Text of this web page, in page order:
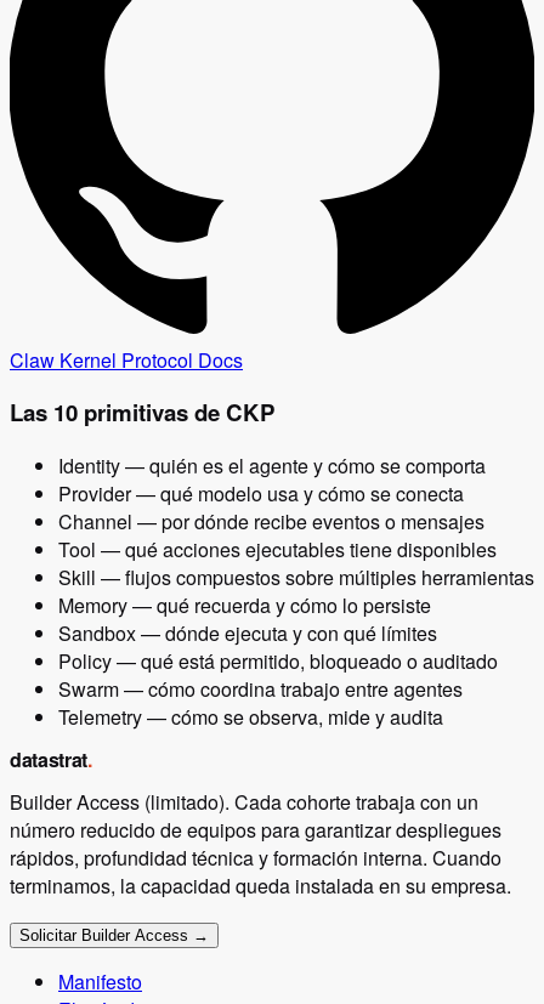
Claw Kernel Protocol Docs
Las 10 primitivas de CKP
Identity — quién es el agente y cómo se comporta
Provider — qué modelo usa y cómo se conecta
Channel — por dónde recibe eventos o mensajes
Tool — qué acciones ejecutables tiene disponibles
Skill — flujos compuestos sobre múltiples herramientas
Memory — qué recuerda y cómo lo persiste
Sandbox — dónde ejecuta y con qué límites
Policy — qué está permitido, bloqueado o auditado
Swarm — cómo coordina trabajo entre agentes
Telemetry — cómo se observa, mide y audita
datastrat.
Builder Access (limitado). Cada cohorte trabaja con un
número reducido de equipos para garantizar despliegues
rápidos, profundidad técnica y formación interna. Cuando
terminamos, la capacidad queda instalada en su empresa.
Solicitar Builder Access →
Manifesto